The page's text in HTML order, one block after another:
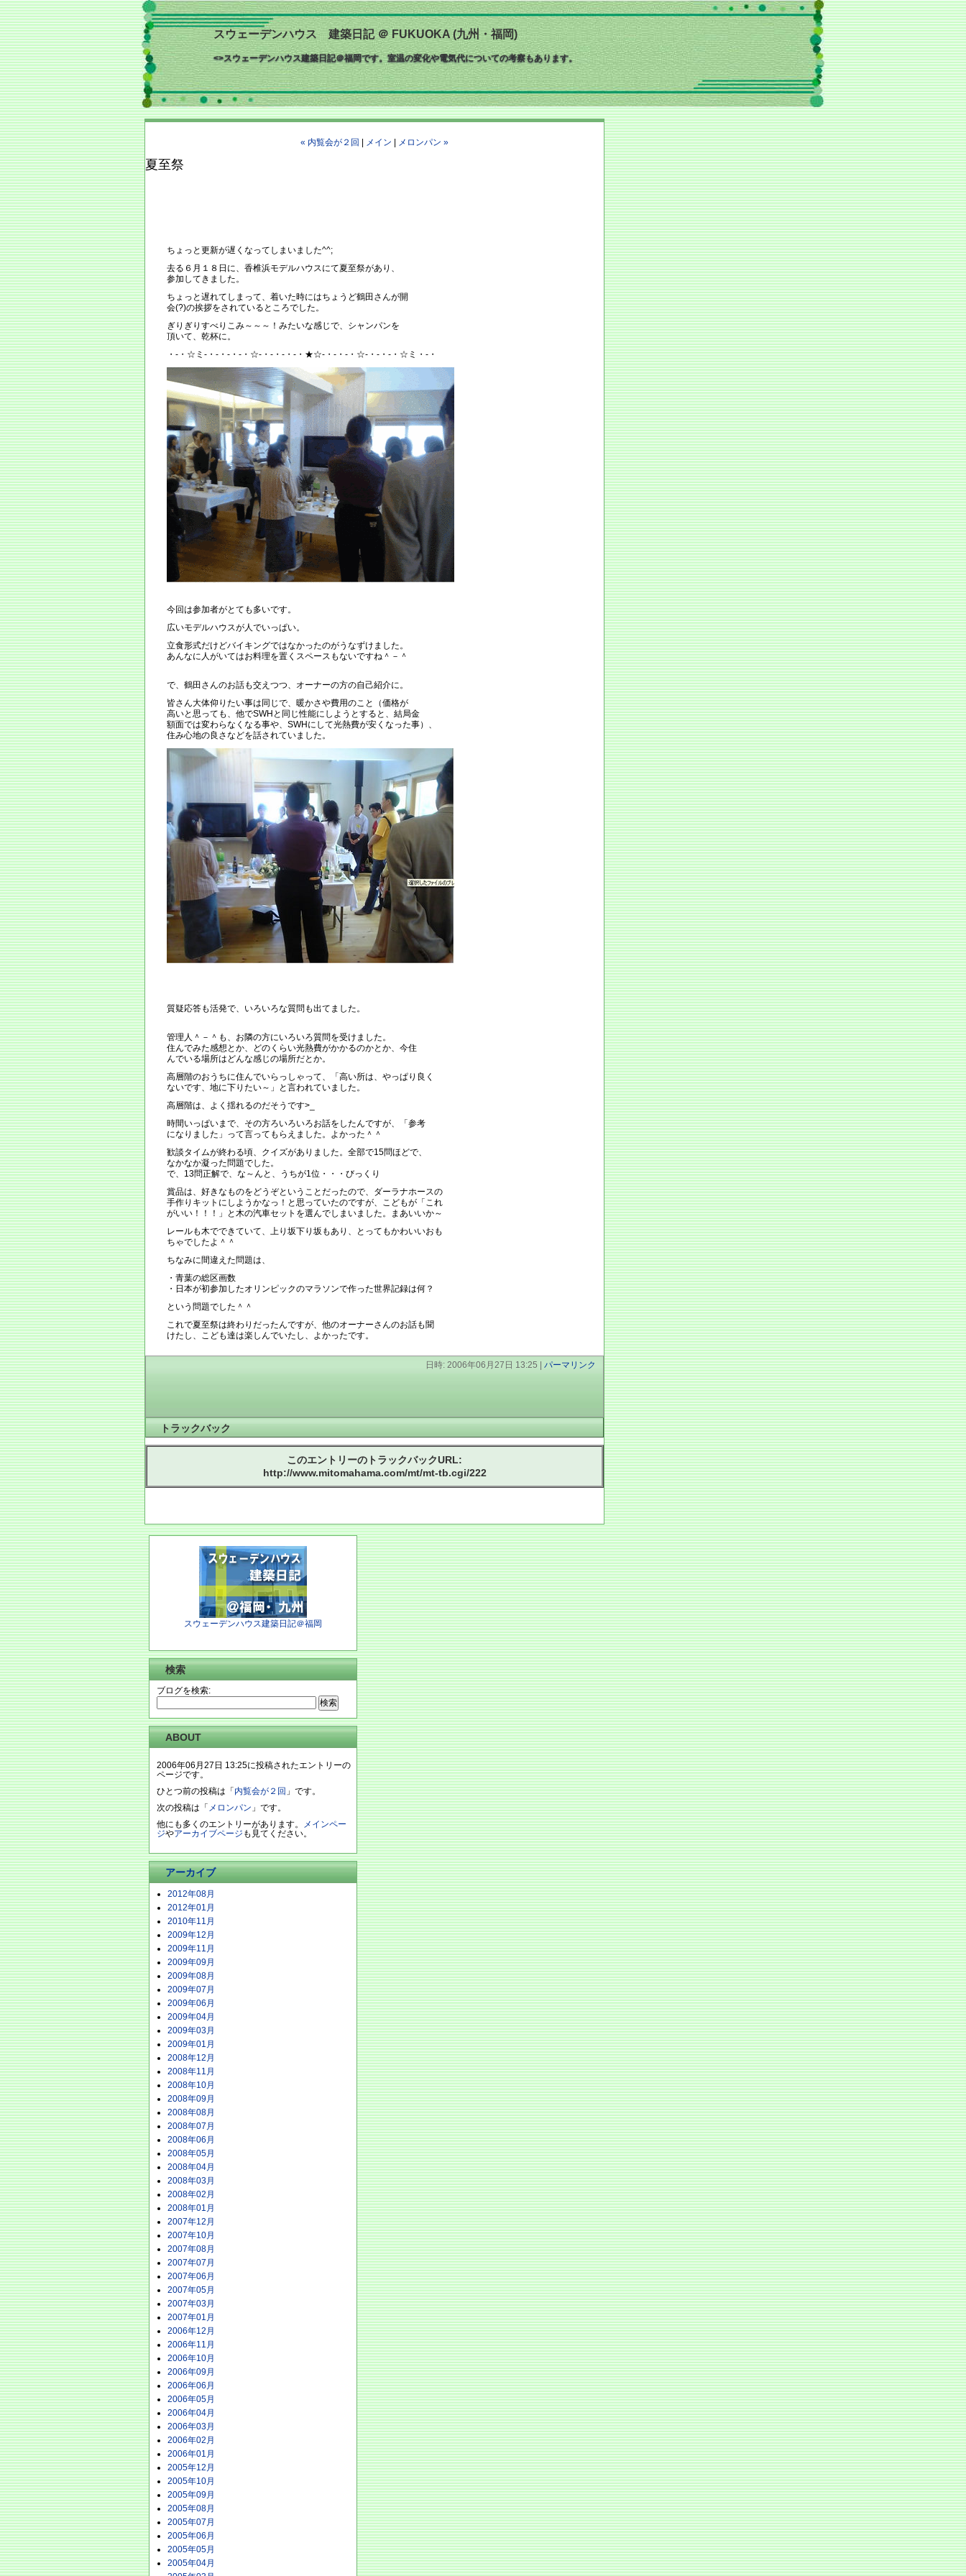
スウェーデンハウス 建築日記 ＠ FUKUOKA (九州・福岡)
<>スウェーデンハウス建築日記＠福岡です。室温の変化や電気代についての考察もあります。
« 内覧会が２回 メイン メロンパン »
夏至祭
ちょっと更新が遅くなってしまいました^^;
去る６月１８日に、香椎浜モデルハウスにて夏至祭があり、
参加してきました。
ちょっと遅れてしまって、着いた時にはちょうど鶴田さんが開
会(?)の挨拶をされているところでした。
ぎりぎりすべりこみ～～～！みたいな感じで、シャンパンを
頂いて、乾杯に。
・-・☆ミ-・-・-・-・☆-・-・-・-・★☆-・-・-・☆-・-・-・☆ミ・-・
今回は参加者がとても多いです。
広いモデルハウスが人でいっぱい。
立食形式だけどバイキングではなかったのがうなずけました。
あんなに人がいてはお料理を置くスペースもないですね＾－＾
で、鶴田さんのお話も交えつつ、オーナーの方の自己紹介に。
皆さん大体仰りたい事は同じで、暖かさや費用のこと（価格が
高いと思っても、他でSWHと同じ性能にしようとすると、結局金
額面では変わらなくなる事や、SWHにして光熱費が安くなった事）、
住み心地の良さなどを話されていました。
質疑応答も活発で、いろいろな質問も出てました。
管理人＾－＾も、お隣の方にいろいろ質問を受けました。
住んでみた感想とか、どのくらい光熱費がかかるのかとか、今住
んでいる場所はどんな感じの場所だとか。
高層階のおうちに住んでいらっしゃって、「高い所は、やっぱり良く
ないです、地に下りたい～」と言われていました。
高層階は、よく揺れるのだそうです>_
時間いっぱいまで、その方ろいろいろお話をしたんですが、「参考
になりました」って言ってもらえました。よかった＾＾
歓談タイムが終わる頃、クイズがありました。全部で15問ほどで、
なかなか凝った問題でした。
で、13問正解で、な～んと、うちが1位・・・びっくり
賞品は、好きなものをどうぞということだったので、ダーラナホースの
手作りキットにしようかなっ！と思っていたのですが、こどもが「これ
がいい！！！」と木の汽車セットを選んでしまいました。まあいいか～
レールも木でできていて、上り坂下り坂もあり、とってもかわいいおも
ちゃでしたよ＾＾
ちなみに間違えた問題は、
・青葉の総区画数
・日本が初参加したオリンピックのマラソンで作った世界記録は何？
という問題でした＾＾
これで夏至祭は終わりだったんですが、他のオーナーさんのお話も聞
けたし、こども達は楽しんでいたし、よかったです。
日時: 2006年06月27日 13:25 パーマリンク
トラックバック
このエントリーのトラックバックURL:
http://www.mitomahama.com/mt/mt-tb.cgi/222
スウェーデンハウス建築日記＠福岡
検索
ブログを検索:
ABOUT
2006年06月27日 13:25に投稿されたエントリーの
ページです。
ひとつ前の投稿は「 内覧会が２回 」です。
次の投稿は「 メロンパン 」です。
他にも多くのエントリーがあります。
メインペー
ジやアーカイブページ も見てください。
アーカイブ
2012年08月
2012年01月
2010年11月
2009年12月
2009年11月
2009年09月
2009年08月
2009年07月
2009年06月
2009年04月
2009年03月
2009年01月
2008年12月
2008年11月
2008年10月
2008年09月
2008年08月
2008年07月
2008年06月
2008年05月
2008年04月
2008年03月
2008年02月
2008年01月
2007年12月
2007年10月
2007年08月
2007年07月
2007年06月
2007年05月
2007年03月
2007年01月
2006年12月
2006年11月
2006年10月
2006年09月
2006年06月
2006年05月
2006年04月
2006年03月
2006年02月
2006年01月
2005年12月
2005年10月
2005年09月
2005年08月
2005年07月
2005年06月
2005年05月
2005年04月